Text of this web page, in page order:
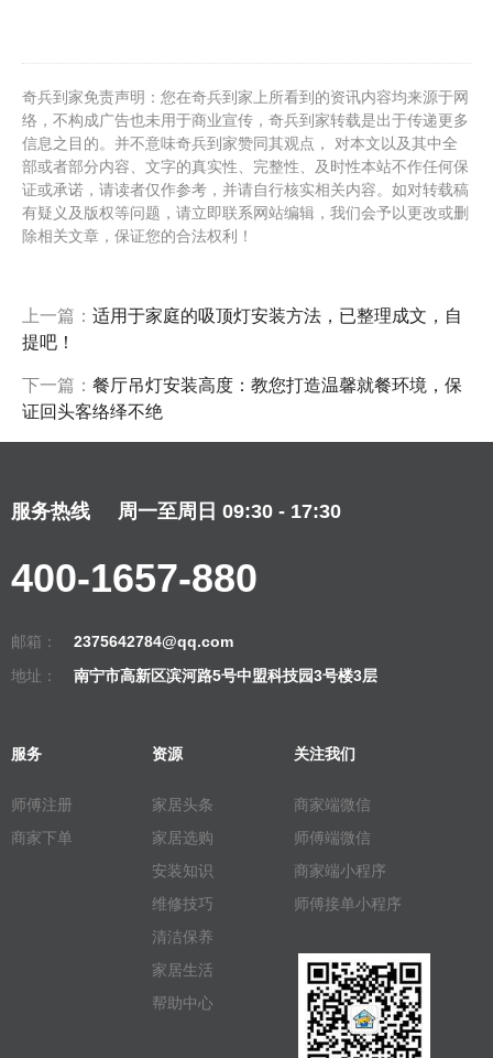
奇兵到家免责声明：您在奇兵到家上所看到的资讯内容均来源于网
络，不构成广告也未用于商业宣传，奇兵到家转载是出于传递更多
信息之目的。并不意味奇兵到家赞同其观点， 对本文以及其中全
部或者部分内容、文字的真实性、完整性、及时性本站不作任何保
证或承诺，请读者仅作参考，并请自行核实相关内容。如对转载稿
有疑义及版权等问题，请立即联系网站编辑，我们会予以更改或删
除相关文章，保证您的合法权利！
上一篇： 适用于家庭的吸顶灯安装方法，已整理成文，自
提吧！
下一篇： 餐厅吊灯安装高度：教您打造温馨就餐环境，保
证回头客络绎不绝
服务热线 周一至周日 09:30 - 17:30
400-1657-880
邮箱：
2375642784@qq.com
地址：
南宁市高新区滨河路5号中盟科技园3号楼3层
服务
师傅注册
商家下单
资源
家居头条
家居选购
安装知识
维修技巧
清洁保养
家居生活
帮助中心
关注我们
商家端微信
师傅端微信
商家端小程序
师傅接单小程序